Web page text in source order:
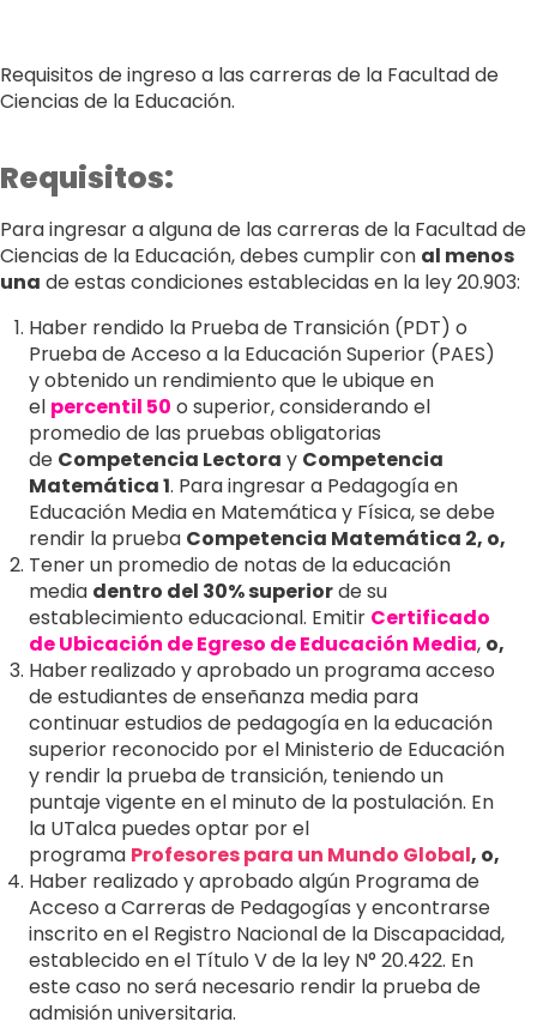
Requisitos de ingreso a las carreras de la Facultad de
Ciencias de la Educación.
Requisitos:
Para ingresar a alguna de las carreras de la Facultad de
Ciencias de la Educación, debes cumplir con al menos
una de estas condiciones establecidas en la ley 20.903:
Haber rendido la Prueba de Transición (PDT) o
Prueba de Acceso a la Educación Superior (PAES)
y obtenido un rendimiento que le ubique en
el percentil 50 o superior, considerando el
promedio de las pruebas obligatorias
de Competencia Lectora y Competencia
Matemática 1. Para ingresar a Pedagogía en
Educación Media en Matemática y Física, se debe
rendir la prueba Competencia Matemática 2, o,
Tener un promedio de notas de la educación
media dentro del 30% superiorde su
establecimiento educacional. Emitir Certificado
de Ubicación de Egreso de Educación Media, o,
Haberrealizado y aprobado un programaacceso
de estudiantes de enseñanza media para
continuar estudios de pedagogía en la educación
superior reconocido por el Ministerio de Educación
y rendir la prueba de transición, teniendo un
puntaje vigente en el minuto de la postulación. En
la UTalca puedes optar por el
programa Profesores para un Mundo Global, o,
Haber realizado y aprobado algún Programa de
Acceso a Carreras de Pedagogías y encontrarse
inscrito en el Registro Nacional de la Discapacidad,
establecido en el Título V de la ley N° 20.422. En
este caso no será necesario rendir la prueba de
admisión universitaria.